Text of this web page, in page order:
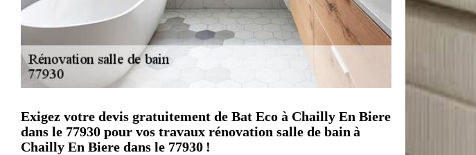
Exigez votre devis gratuitement de Bat Eco à Chailly En Biere
dans le 77930 pour vos travaux rénovation salle de bain à
Chailly En Biere dans le 77930 !